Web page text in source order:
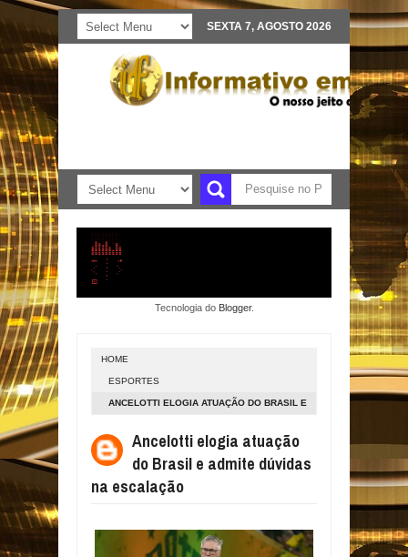
SEXTA 7, AGOSTO 2026
Tecnologia do Blogger.
HOME
ESPORTES
ANCELOTTI ELOGIA ATUAÇÃO DO BRASIL E
Ancelotti elogia atuação
do Brasil e admite dúvidas
na escalação